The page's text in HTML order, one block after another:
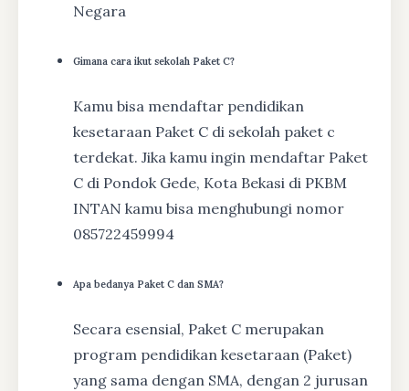
Negara
Gimana cara ikut sekolah Paket C?
Kamu bisa mendaftar pendidikan
kesetaraan Paket C di sekolah paket c
terdekat. Jika kamu ingin mendaftar Paket
C di Pondok Gede, Kota Bekasi di PKBM
INTAN kamu bisa menghubungi nomor
085722459994
Apa bedanya Paket C dan SMA?
Secara esensial, Paket C merupakan
program pendidikan kesetaraan (Paket)
yang sama dengan SMA, dengan 2 jurusan